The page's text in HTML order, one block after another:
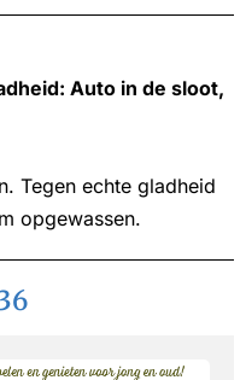
Auto in de sloot,
Tegen echte gladheid
opgewassen.